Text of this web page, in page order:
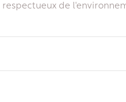
respectueux de